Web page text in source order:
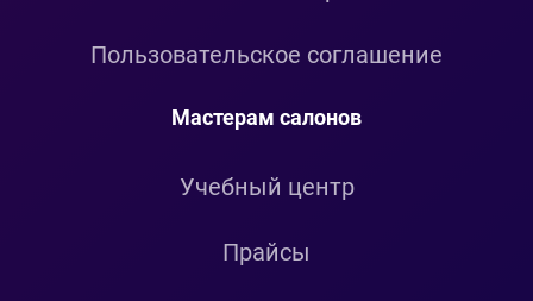
Пользовательское соглашение
Мастерам салонов
Учебный центр
Прайсы